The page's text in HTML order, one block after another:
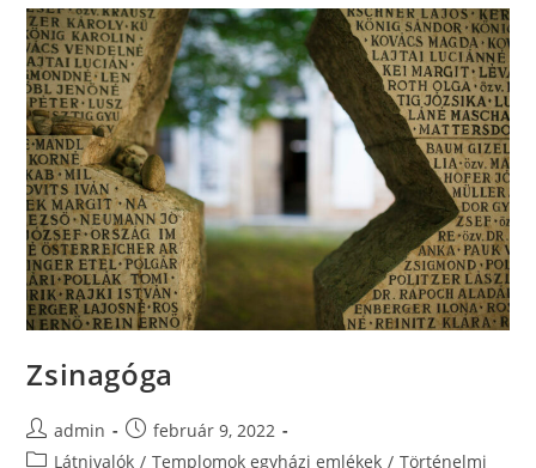
Zsinagóga
admin
február 9, 2022
Látnivalók / Templomok egyházi emlékek / Történelmi